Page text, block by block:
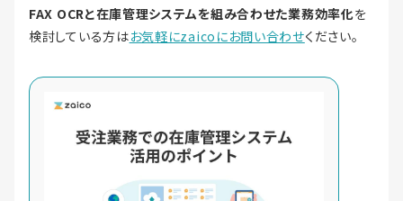
FAX OCRと在庫管理システムを組み合わせた業務効率化を
検討している方はお気軽にzaicoにお問い合わせください。